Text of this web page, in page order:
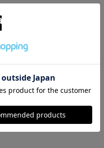
について